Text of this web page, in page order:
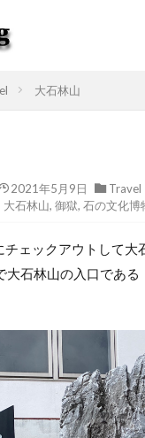
大石林山
2021年5月9日
Travel
大石林山, 御獄, 石の文化博
ェックアウトして大
大石林山の入口である